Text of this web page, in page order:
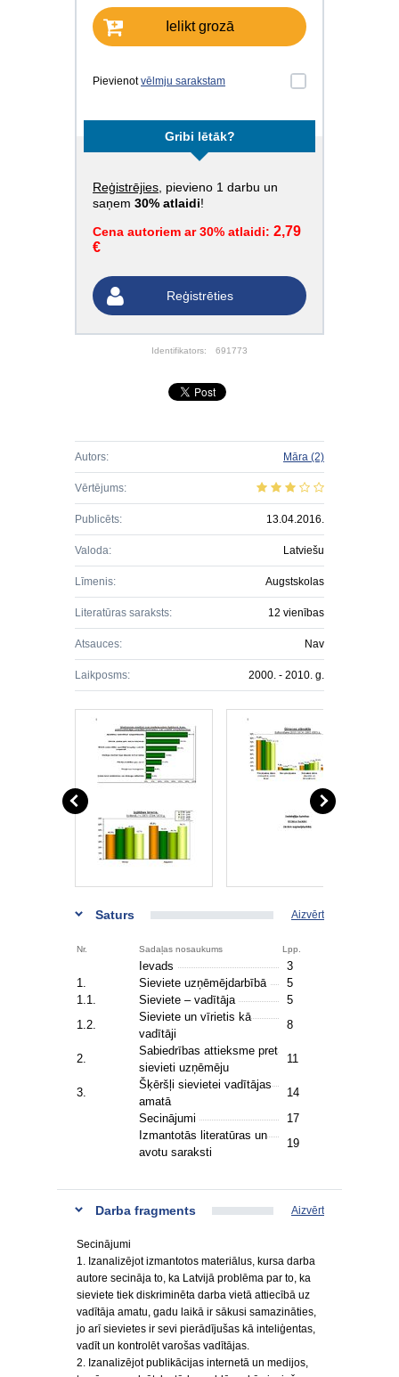
Ielikt grozā
Pievienotvēlmju sarakstam
Gribi lētāk?
Reģistrējies , pievieno 1 darbu un
saņem 30% atlaidi!
Cena autoriem ar 30% atlaidi: 2,79
€
Reģistrēties
Identifikators: 691773
Autors: Māra (2)
Vērtējums:
Publicēts: 13.04.2016.
Valoda: Latviešu
Līmenis: Augstskolas
Literatūras saraksts: 12 vienības
Atsauces: Nav
Laikposms: 2000. - 2010. g.
Saturs Aizvērt
Nr. Sadaļas nosaukums Lpp.
Ievads
3
1.
Sieviete uzņēmējdarbībā
5
1.1.
Sieviete – vadītāja
5
1.2.
Sieviete un vīrietis kā
vadītāji
8
2.
Sabiedrības attieksme pret
sievieti uzņēmēju
11
3.
Šķēršļi sievietei vadītājas
amatā
14
Secinājumi
17
Izmantotās literatūras un
avotu saraksti
19
Darba fragments Aizvērt
Secinājumi
1. Izanalizējot izmantotos materiālus, kursa darba
autore secināja to, ka Latvijā problēma par to, ka
sieviete tiek diskriminēta darba vietā attiecībā uz
vadītāja amatu, gadu laikā ir sākusi samazināties,
jo arī sievietes ir sevi pierādījušas kā inteliģentas,
vadīt un kontrolēt varošas vadītājas.
2. Izanalizējot publikācijas internetā un medijos,